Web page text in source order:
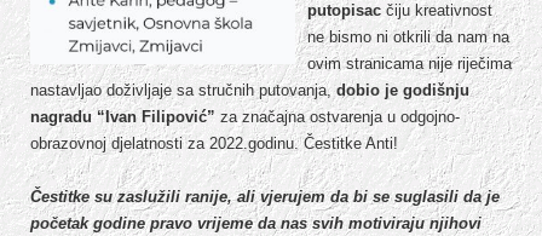
putopisac čiju kreativnost
ne bismo ni otkrili da nam na
ovim stranicama nije riječima
nastavljao doživljaje sa stručnih putovanja,dobio je godišnju
nagradu “Ivan Filipović” za značajna ostvarenja u odgojno-
obrazovnoj djelatnosti za 2022.godinu. Čestitke Anti!
Čestitke su zaslužili ranije, ali vjerujem da bi se suglasili da je
početak godine pravo vrijeme da nas svih motiviraju njihovi